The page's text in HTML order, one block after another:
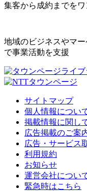
集客から成約までを
地域のビジネスやマ
で事業活動を支援
サイトマップ
個人情報につい
掲載情報に関し
広告掲載のご案
広告・サービス
利用規約
お知らせ
運営会社につい
緊急時はこちら